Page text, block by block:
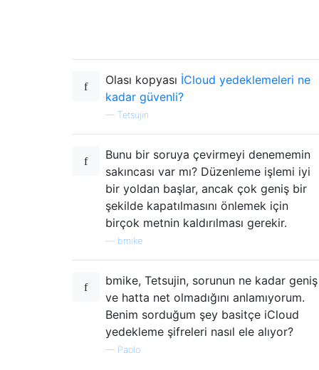
Olası kopyası İCloud yedeklemeleri ne
kadar güvenli?
— Tetsujin
Bunu bir soruya çevirmeyi denememin
sakıncası var mı? Düzenleme işlemi iyi
bir yoldan başlar, ancak çok geniş bir
şekilde kapatılmasını önlemek için
birçok metnin kaldırılması gerekir.
bmike
bmike, Tetsujin, sorunun ne kadar geniş
ve hatta net olmadığını anlamıyorum.
Benim sorduğum şey basitçe iCloud
yedekleme şifreleri nasıl ele alıyor?
— Paolo